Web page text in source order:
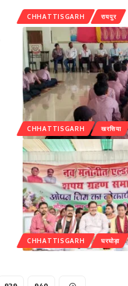
CHHATTISGARH रायपुर
CHHATTISGARH खरसिया
CHHATTISGARH घरघोड़ा